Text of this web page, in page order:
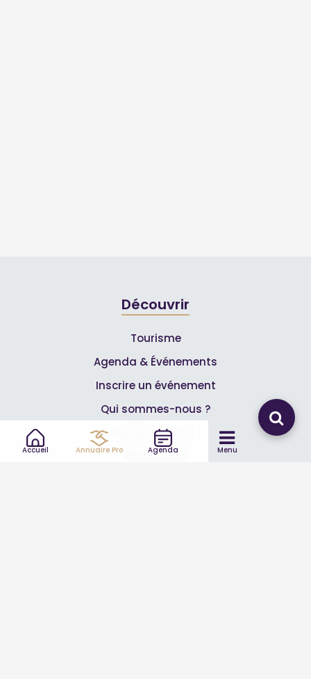
Accueil Annuaire Pro Agenda Menu
Découvrir
Tourisme
Agenda & Événements
Inscrire un événement
Qui sommes-nous ?
Rejoignez-nous !
Partenaires